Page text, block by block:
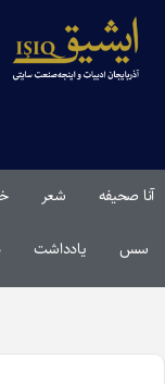
آنا صحیفه شعر
سس یادداشت